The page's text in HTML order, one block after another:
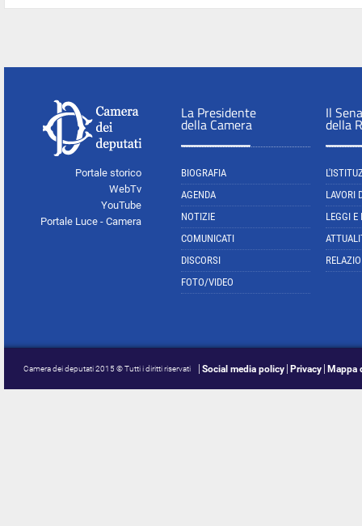
Portale storico
WebTv
YouTube
Portale Luce - Camera
La Presidente
della Camera
BIOGRAFIA
AGENDA
NOTIZIE
COMUNICATI
DISCORSI
FOTO/VIDEO
Il
della
LAVORI
LEGGI E
Camera dei deputati 2015 © Tutti i diritti riservati Social media policy Privacy Mappa